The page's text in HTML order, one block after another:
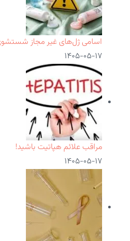
اسامی ژل‌های غیر مجاز
۱۴۰۵-۰۵-۱۷
مراقب علائم هپاتیت باشید!
۱۴۰۵-۰۵-۱۷